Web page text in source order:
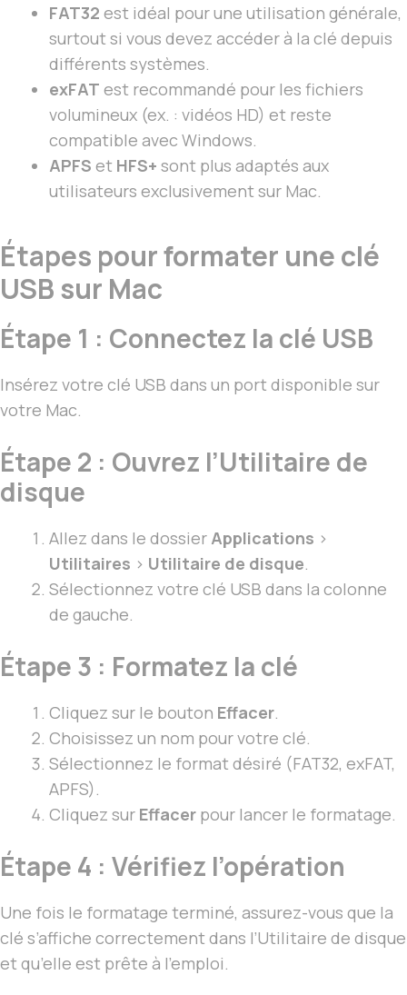
FAT32 est idéal pour une utilisation générale,
surtout si vous devez accéder à la clé depuis
différents systèmes.
exFAT est recommandé pour les fichiers
volumineux (ex. : vidéos HD) et reste
compatible avec Windows.
APFS et HFS+ sont plus adaptés aux
utilisateurs exclusivement sur Mac.
Étapes pour formater une clé
USB sur Mac
Étape 1 : Connectez la clé USB
Insérez votre clé USB dans un port disponible sur
votre Mac.
Étape 2 : Ouvrez l’Utilitaire de
disque
Allez dans le dossier Applications >
Utilitaires > Utilitaire de disque.
Sélectionnez votre clé USB dans la colonne
de gauche.
Étape 3 : Formatez la clé
Cliquez sur le bouton Effacer.
Choisissez un nom pour votre clé.
Sélectionnez le format désiré (FAT32, exFAT,
APFS).
Cliquez sur Effacer pour lancer le formatage.
Étape 4 : Vérifiez l’opération
Une fois le formatage terminé, assurez-vous que la
clé s’affiche correctement dans l’Utilitaire de disque
et qu’elle est prête à l’emploi.